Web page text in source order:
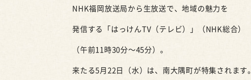
NHK福岡放送局から生放送で、地域の魅力を
発信する「はっけんTV （テレビ）」（NHK総合）
（午前11時30分～45分）。
来たる5月22日（水）は、南大隅町が特集されます。